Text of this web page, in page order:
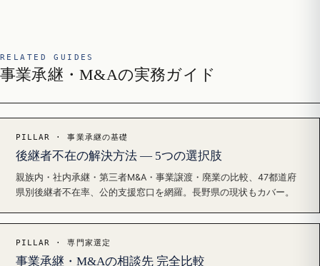
RELATED GUIDES
事業承継・M&Aの実務ガイド
PILLAR · 事業承継の基礎
後継者不在の解決方法 — 5つの選択肢
親族内・社内承継・第三者M&A・事業譲渡・廃業の比較、47都道府
県別後継者不在率、公的支援窓口を網羅。長野県の現状もカバー。
PILLAR · 専門家選定
事業承継・M&Aの相談先 完全比較